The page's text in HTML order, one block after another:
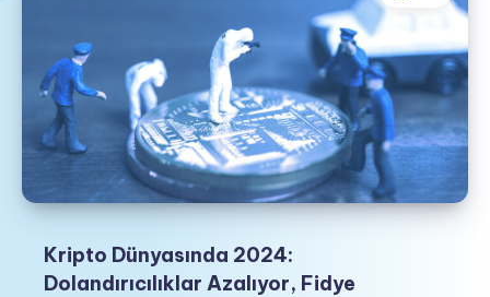
Kripto Dünyasında 2024:
Dolandırıcılıklar Azalıyor, Fidye